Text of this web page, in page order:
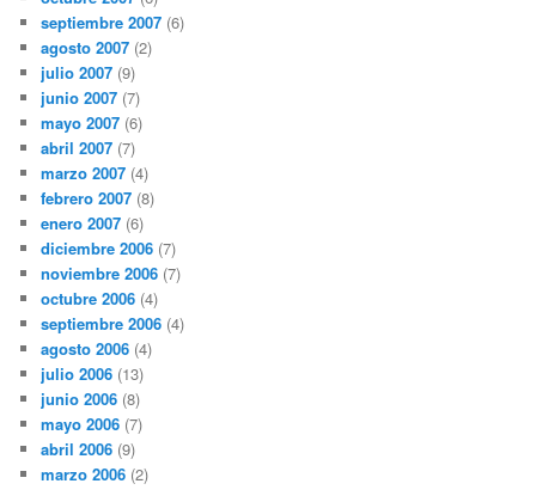
septiembre 2007 (6)
agosto 2007 (2)
julio 2007 (9)
junio 2007 (7)
mayo 2007 (6)
abril 2007 (7)
marzo 2007 (4)
febrero 2007 (8)
enero 2007 (6)
diciembre 2006 (7)
noviembre 2006 (7)
octubre 2006 (4)
septiembre 2006 (4)
agosto 2006 (4)
julio 2006 (13)
junio 2006 (8)
mayo 2006 (7)
abril 2006 (9)
marzo 2006 (2)